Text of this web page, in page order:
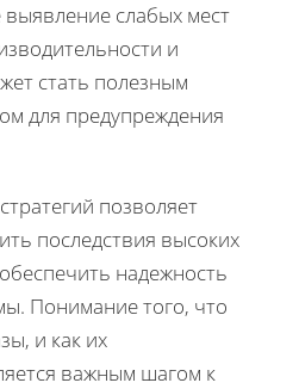
выявление слабых мест
и
стать полезным
для предупреждения
позволяет
последствия высоких
надежность
Понимание того, что
и как их
важным шагом к